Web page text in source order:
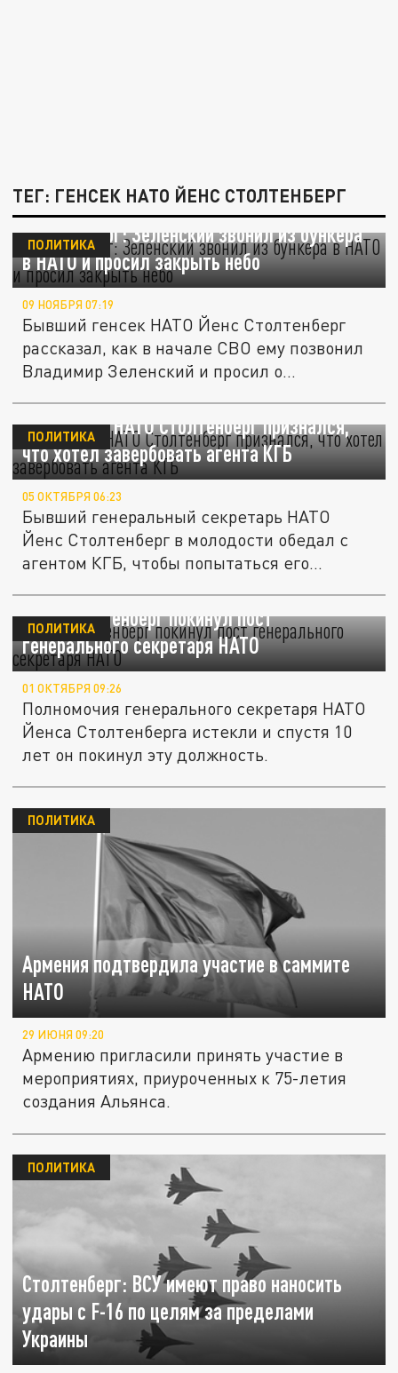
ТЕГ: ГЕНСЕК НАТО ЙЕНС СТОЛТЕНБЕРГ
Столтенберг: Зеленский звонил из бункера
в НАТО и просил закрыть небо
ПОЛИТИКА
09 НОЯБРЯ 07:19
Бывший генсек НАТО Йенс Столтенберг
рассказал, как в начале СВО ему позвонил
Владимир Зеленский и просил о...
Экс-генсек НАТО Столтенберг признался,
что хотел завербовать агента КГБ
ПОЛИТИКА
05 ОКТЯБРЯ 06:23
Бывший генеральный секретарь НАТО
Йенс Столтенберг в молодости обедал с
агентом КГБ, чтобы попытаться его...
Йенс Столтенберг покинул пост
генерального секретаря НАТО
ПОЛИТИКА
01 ОКТЯБРЯ 09:26
Полномочия генерального секретаря НАТО
Йенса Столтенберга истекли и спустя 10
лет он покинул эту должность.
Армения подтвердила участие в саммите
НАТО
ПОЛИТИКА
29 ИЮНЯ 09:20
Армению пригласили принять участие в
мероприятиях, приуроченных к 75-летия
создания Альянса.
Столтенберг: ВСУ имеют право наносить
удары с F-16 по целям за пределами
Украины
ПОЛИТИКА